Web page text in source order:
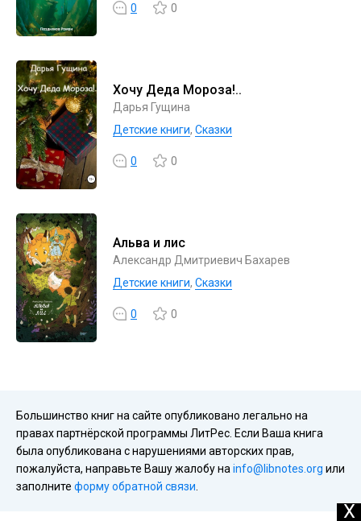
0 0
Хочу Деда Мороза!..
Дарья Гущина
Детские книги, Сказки
0 0
Альва и лис
Александр Дмитриевич Бахарев
Детские книги, Сказки
0 0
Большинство книг на сайте опубликовано легально на
правах партнёрской программы ЛитРес. Если Ваша книга
была опубликована с нарушениями авторских прав,
пожалуйста, направьте Вашу жалобу на info@libnotes.org или
заполните форму обратной связи
X